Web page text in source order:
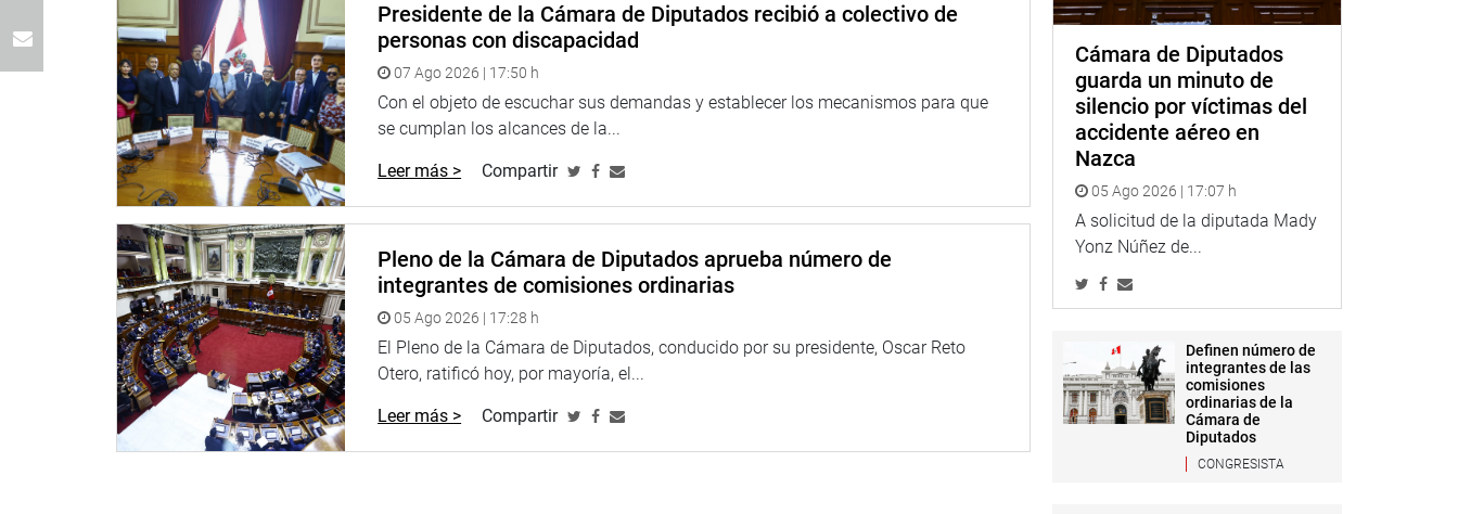
Presidente de la Cámara de Diputados recibió a colectivo de
personas con discapacidad
07 Ago 2026 | 17:50 h
Con el objeto de escuchar sus demandas y establecer los mecanismos para que
se cumplan los alcances de la...
Leer más > Compartir
Pleno de la Cámara de Diputados aprueba número de
integrantes de comisiones ordinarias
05 Ago 2026 | 17:28 h
El Pleno de la Cámara de Diputados, conducido por su presidente, Oscar Reto
Otero, ratificó hoy, por mayoría, el...
Leer más > Compartir
Cámara de Diputados
guarda un minuto de
silencio por víctimas del
accidente aéreo en
Nazca
05 Ago 2026 | 17:07 h
A solicitud de la diputada Mady
Yonz Núñez de...
Definen número de
integrantes de las
comisiones
ordinarias de la
Cámara de
Diputados
CONGRESISTA